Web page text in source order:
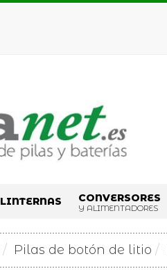
LINTERNAS CONVERSORES
Y ALIMENTADORES
Pilas de botón de litio